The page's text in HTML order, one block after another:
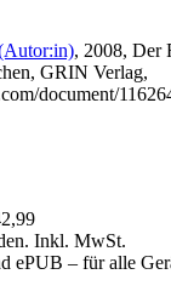
, 2008, Der
GRIN Verlag,
document/
Inkl. MwSt.
ePUB – für alle